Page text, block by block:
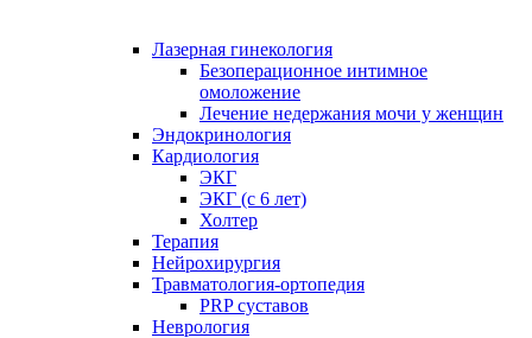
Лазерная гинекология
Безоперационное интимное
омоложение
Лечение недержания мочи у женщин
Эндокринология
Кардиология
ЭКГ
ЭКГ (с 6 лет)
Холтер
Терапия
Нейрохирургия
Травматология-ортопедия
PRP суставов
Неврология